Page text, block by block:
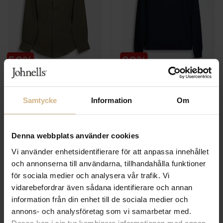
Samtycke Information Om
Denna webbplats använder cookies
Vi använder enhetsidentifierare för att anpassa innehållet
och annonserna till användarna, tillhandahålla funktioner
för sociala medier och analysera vår trafik. Vi
vidarebefordrar även sådana identifierare och annan
information från din enhet till de sociala medier och
annons- och analysföretag som vi samarbetar med.
1797
1 299 SEK
650 SEK
1 699 SEK
680 SEK